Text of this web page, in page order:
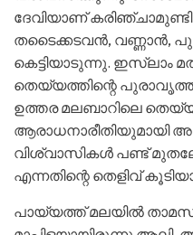
ദേവിയാണ്
തടൈക്കടവന്‍, വണ്ണാന്‍,
കെട്ടിയാടുന്നു.
തെയ്യത്തിന്റെ
ഉത്തര മലബാറിലെ
ആരാധനാരീതിയുമായി
വിശ്വാസികള്‍ പണ്ട്
എന്നതിന്റെ തെളിവ്
പായ്യത്ത് മലയില്‍